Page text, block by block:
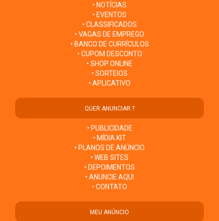
• NOTÍCIAS
• EVENTOS
• CLASSIFICADOS
• VAGAS DE EMPREGO
• BANCO DE CURRÍCULOS
• CUPOM DESCONTO
• SHOP ONLINE
• SORTEIOS
• APLICATIVO
QUER ANUNCIAR ?
• PUBLICIDADE
• MÍDIA KIT
• PLANOS DE ANÚNCIO
• WEB SITES
• DEPOIMENTOS
• ANUNCIE AQUI
• CONTATO
MEU ANÚNCIO